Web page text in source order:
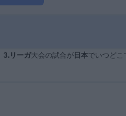
3.リーガ大会の試合が日本でいつどこ